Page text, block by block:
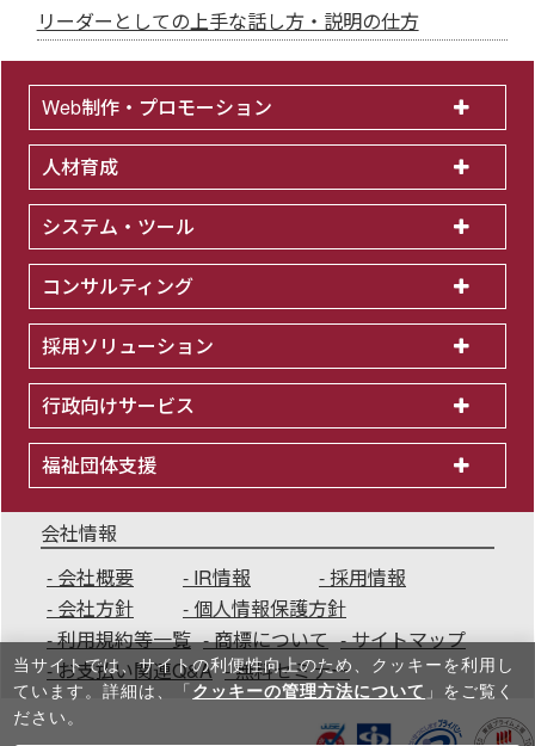
リーダーとしての上手な話し方・説明の仕方
Web制作・プロモーション
人材育成
システム・ツール
コンサルティング
採用ソリューション
行政向けサービス
福祉団体支援
会社情報
会社概要
IR情報
採用情報
会社方針
個人情報保護方針
利用規約等一覧
商標について
サイトマップ
お支払い関連Q&A
無料セミナー
当サイトでは、サイトの利便性向上のため、クッキーを利⽤し
ています。詳細は、「 クッキーの管理方法について 」をご覧く
ださい。